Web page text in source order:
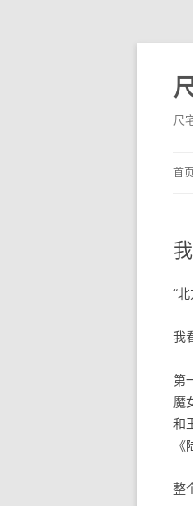
尺
首
“
我
第
魔
和
整